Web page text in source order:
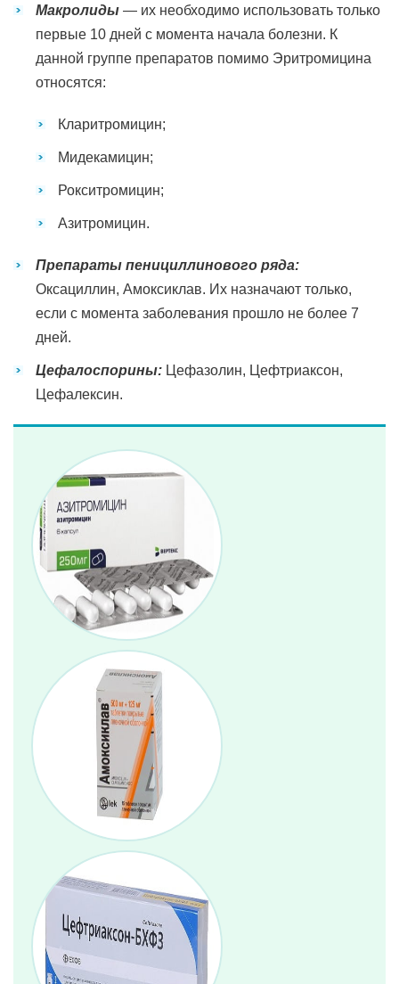
Макролиды — их необходимо использовать только
первые 10 дней с момента начала болезни. К
данной группе препаратов помимо Эритромицина
относятся:
Кларитромицин;
Мидекамицин;
Рокситромицин;
Азитромицин.
Препараты пенициллинового ряда:
Оксациллин, Амоксиклав. Их назначают только,
если с момента заболевания прошло не более 7
дней.
Цефалоспорины: Цефазолин, Цефтриаксон,
Цефалексин.